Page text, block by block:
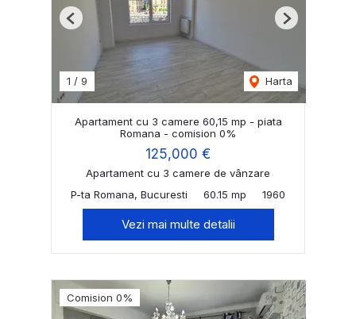
1 / 9 Harta
Previous Next
Apartament cu 3 camere 60,15 mp - piata
Romana - comision 0%
125,000 €
Apartament cu 3 camere de vânzare
P-ta Romana, Bucuresti
60.15 mp 1960
Vezi mai multe detalii
Comision 0%